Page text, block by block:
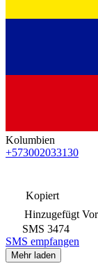
Kolumbien
+573002033130
Kopiert
Hinzugefügt
SMS 3474
SMS empfangen
Mehr laden